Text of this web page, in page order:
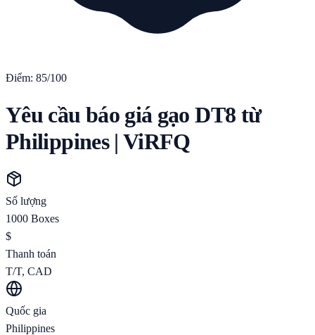
Điểm: 85/100
Yêu cầu báo giá gạo DT8 từ
Philippines | ViRFQ
Số lượng
1000 Boxes
$
Thanh toán
T/T, CAD
Quốc gia
Philippines